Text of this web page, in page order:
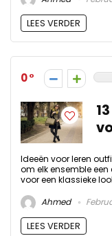
LEES VERDER
0
Ideeën voor leren
om elk ensemble
voor een klassieke
Ahmed
LEES VERDER